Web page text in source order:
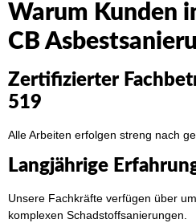
Warum Kunden
CB
Zertifizierter
519
Alle Arbeiten erfolgen streng nach
Langjährige
Unsere Fachkräfte verfügen über
komplexen Schadstoffsanierungen.